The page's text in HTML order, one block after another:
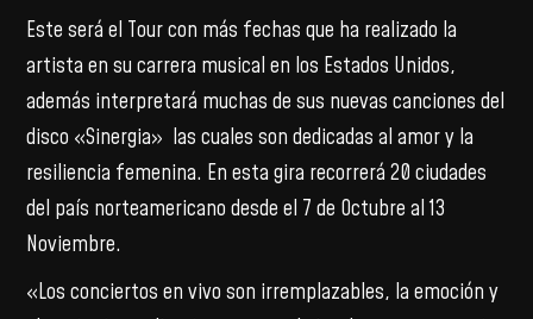
Este será el Tour con más fechas que ha realizado la
artista en su carrera musical en los Estados Unidos,
además interpretará muchas de sus nuevas canciones del
disco «Sinergia» las cuales son dedicadas al amor y la
resiliencia femenina. En esta gira recorrerá 20 ciudades
del país norteamericano desde el 7 de Octubre al 13
Noviembre.
«Los conciertos en vivo son irremplazables, la emoción y